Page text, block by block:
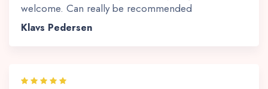
welcome. Can really be recommended
Klavs Pedersen